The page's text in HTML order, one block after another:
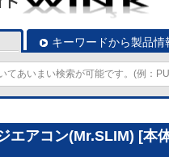
キーワードから製品情
エアコン(Mr.SLIM) [本